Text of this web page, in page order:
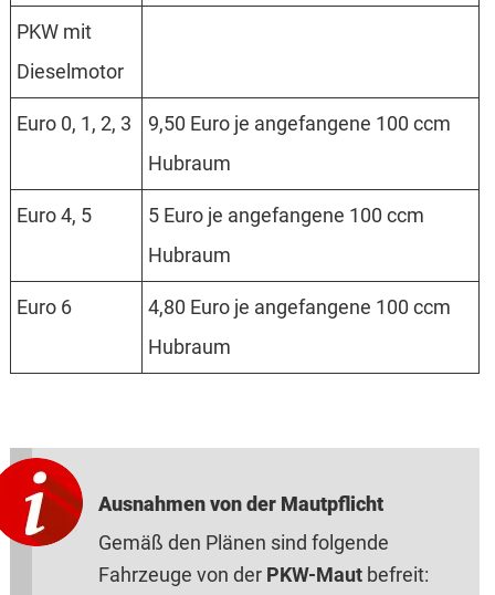
PKW mit
Dieselmotor
Euro 0, 1, 2, 3
9,50 Euro je angefangene 100 ccm
Hubraum
Euro 4, 5
5 Euro je angefangene 100 ccm
Hubraum
Euro 6
4,80 Euro je angefangene 100 ccm
Hubraum
Ausnahmen von der Mautpflicht
Gemäß den Plänen sind folgende
Fahrzeuge von der PKW-Mautbefreit: